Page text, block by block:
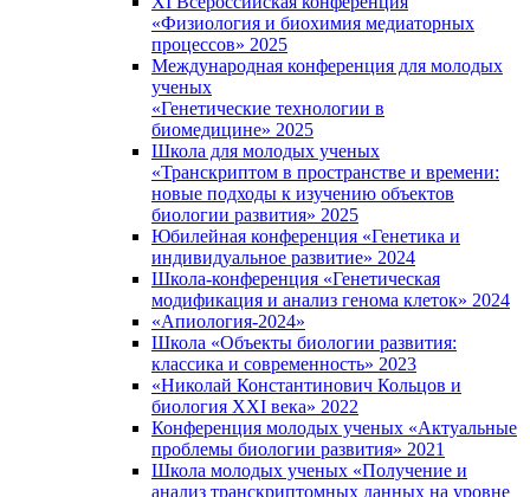
«Физиология и биохимия медиаторных
процессов» 2025
Международная конференция для молодых
ученых
«Генетические технологии в
биомедицине» 2025
Школа для молодых ученых
«Транскриптом в пространстве и времени:
новые подходы к изучению объектов
биологии развития» 2025
Юбилейная конференция «Генетика и
индивидуальное развитие» 2024
Школа-конференция «Генетическая
модификация и анализ генома клеток» 2024
«Апиология-2024»
Школа «Объекты биологии развития:
классика и современность» 2023
«Николай Константинович Кольцов и
биология XXI века» 2022
Конференция молодых ученых «Актуальные
проблемы биологии развития» 2021
Школа молодых ученых «Получение и
анализ транскриптомных данных на уровне